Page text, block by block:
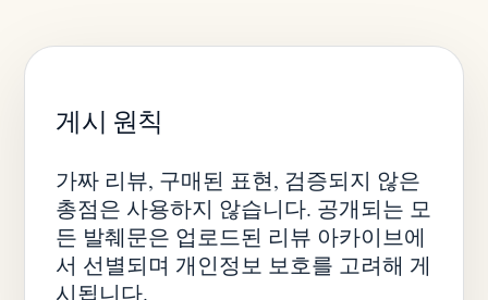
게시 원칙
가짜 리뷰, 구매된 표현, 검증되지 않은
총점은 사용하지 않습니다. 공개되는 모
든 발췌문은 업로드된 리뷰 아카이브에
서 선별되며 개인정보 보호를 고려해 게
시됩니다.